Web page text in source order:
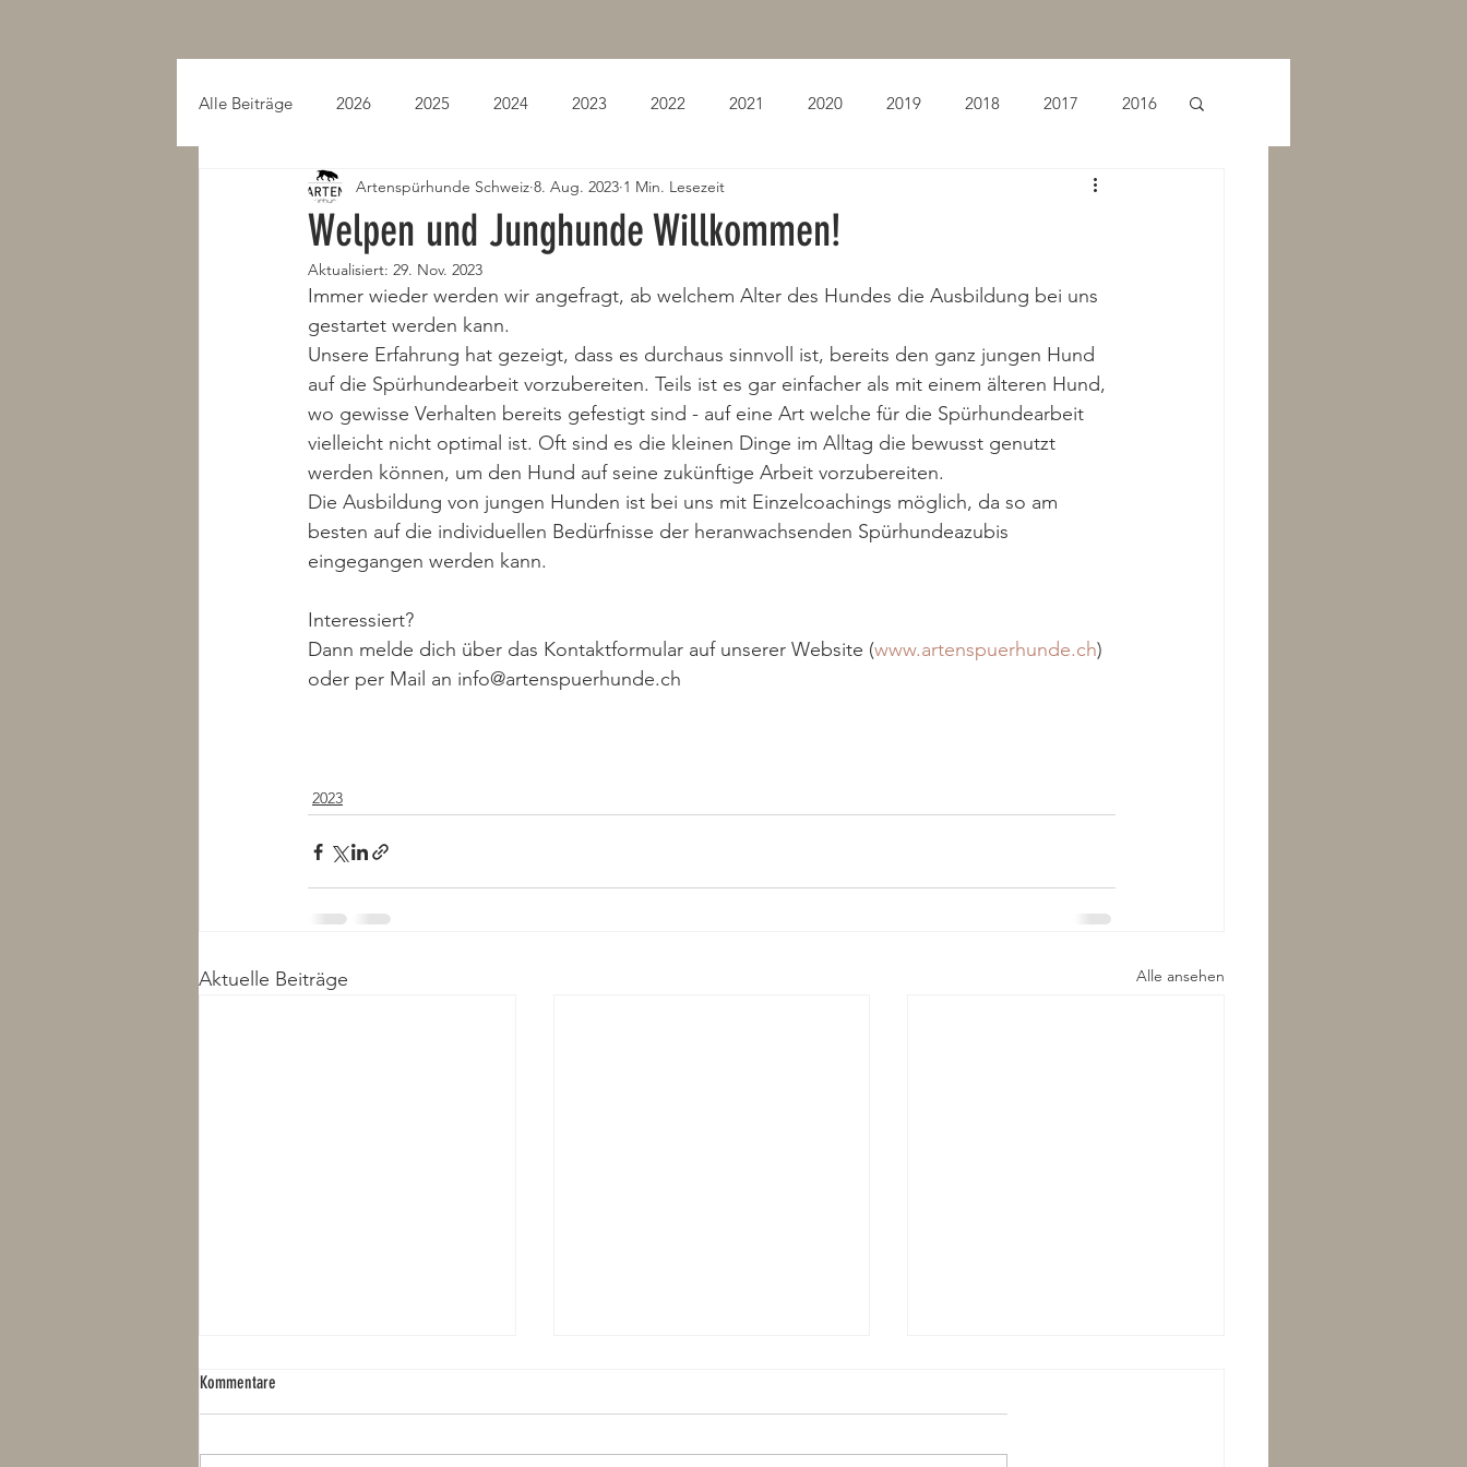
Alle Beiträge 2026 2025 2024 2023 2022 2021 2020 2019 2018 2017 2016
2014 2013
Welpen und Junghunde Willkommen!
Artenspürhunde Schweiz 8. Aug. 2023 1 Min. Lesezeit
Aktualisiert: 29. Nov. 2023
Immer wieder werden wir angefragt, ab welchem Alter des Hundes die Ausbildung bei uns
gestartet werden kann.
Unsere Erfahrung hat gezeigt, dass es durchaus sinnvoll ist, bereits den ganz jungen Hund
auf die Spürhundearbeit vorzubereiten. Teils ist es gar einfacher als mit einem älteren Hund,
wo gewisse Verhalten bereits gefestigt sind - auf eine Art welche für die Spürhundearbeit
vielleicht nicht optimal ist. Oft sind es die kleinen Dinge im Alltag die bewusst genutzt
werden können, um den Hund auf seine zukünftige Arbeit vorzubereiten.
Die Ausbildung von jungen Hunden ist bei uns mit Einzelcoachings möglich, da so am
besten auf die individuellen Bedürfnisse der heranwachsenden Spürhundeazubis
eingegangen werden kann.
Interessiert?
Dann melde dich über das Kontaktformular auf unserer Website (www.artenspuerhunde.ch)
oder per Mail an info@artenspuerhunde.ch
2023
Aktuelle Beiträge Alle ansehen
Kommentare